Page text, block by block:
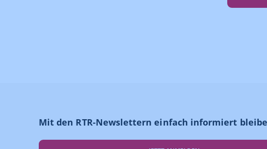
Mit den RTR-Newslettern einfach informiert